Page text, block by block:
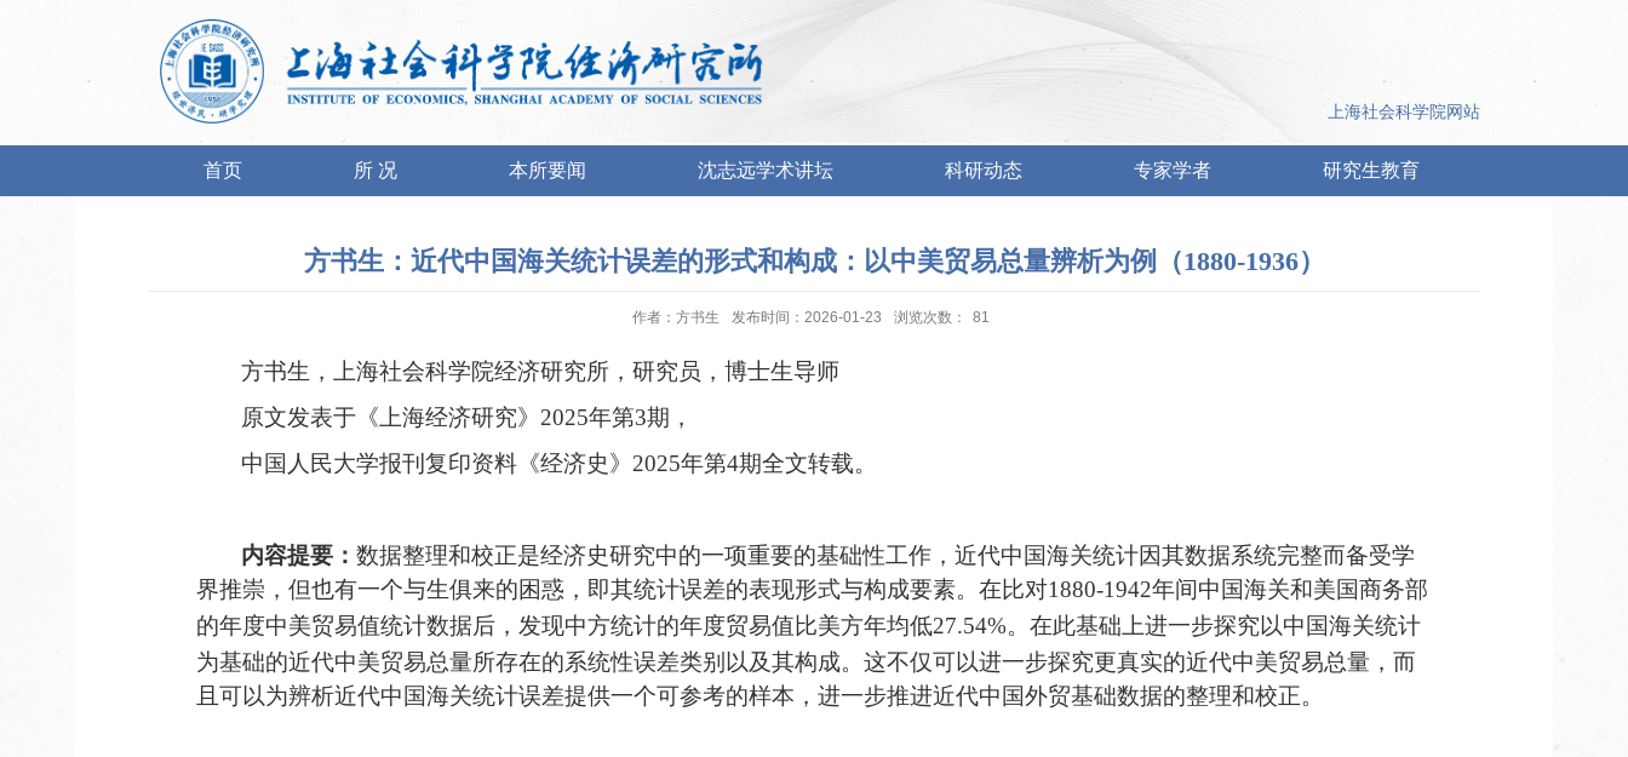
上海社会科学院网站
首页 所 况 本所要闻 沈志远学术讲坛 科研动态 专家学者 研究生教育
方书生：近代中国海关统计误差的形式和构成：以中美贸易总量辨析为例（1880-1936）
作者：方书生 发布时间：2026-01-23 浏览次数： 81
方书生，
上海社会科学院经济研究所，研究员，博士生导师
原文发表于 《上海经济研究》 2025年第3期，
中国人民大学报刊 复印资料《经济史》 2025年第4期全文转载。
内容提要： 数据整理和校正是经济史研究中的一项重要的基础性工作，近代中国海关统计因其数据系统完整而备受学
界推崇，但也有一个与生俱来的困惑，即其统计误差的表现形式与构成要素。 在比对1880-1942年间中国海关和美国商务部
的年度中美贸易值统计数据后，发现中方统计的年度贸易值比美方年均低27.54%。在此基础上进一步探究以中国海关统计
为基础的近代中美贸易总量所存在的系统性误差类别以及其构成。这不仅可以进一步探究更真实的近代中美贸易总量，而
且可以为辨析近代中国海关统计误差提供一个可参考的样本，进一步推进近代中国外贸基础数据的整理和校正。